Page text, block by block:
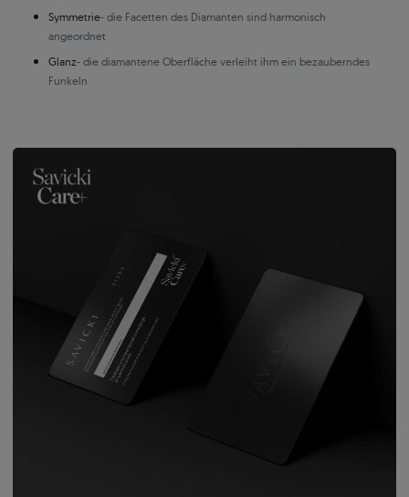
Symmetrie- die Facetten des Diamanten sind harmonisch
angeordnet
Glanz- die diamantene Oberfläche verleiht ihm ein bezauberndes
Funkeln